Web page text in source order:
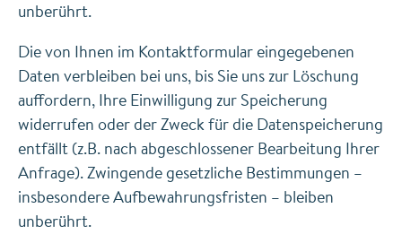
unberührt.
Die von Ihnen im Kontaktformular eingegebenen
Daten verbleiben bei uns, bis Sie uns zur Löschung
auffordern, Ihre Einwilligung zur Speicherung
widerrufen oder der Zweck für die Datenspeicherung
entfällt (z.B. nach abgeschlossener Bearbeitung Ihrer
Anfrage). Zwingende gesetzliche Bestimmungen –
insbesondere Aufbewahrungsfristen – bleiben
unberührt.